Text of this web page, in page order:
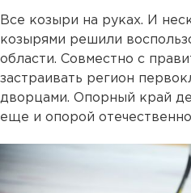
Все козыри на руках. И
козырями решили
области. Совместно с
застраивать регион
дворцами. Опорный край
еще и опорой